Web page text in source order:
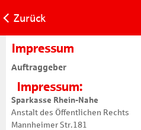
Zurück
Impressum
Auftraggeber
Impressum:
Sparkasse Rhein-Nahe
Anstalt des Öffentlichen Rechts
Mannheimer Str.181